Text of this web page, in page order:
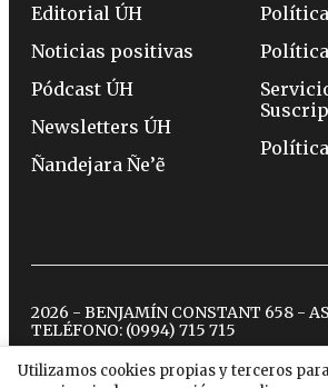
Utilizamos cookies propias y terceros
Editorial ÚH
Noticias positivas
Pódcast ÚH
Newsletters ÚH
Ñandejara Ñe’ẽ
2026 - BENJAMÍN CONSTANT 658 -
TELÉFONO: (0994) 715 715